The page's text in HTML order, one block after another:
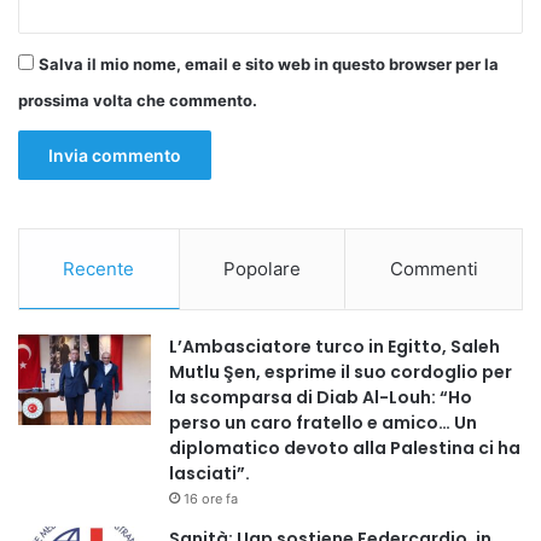
civile», conclude Aodi. «Sono valori che appartengono da
sempre al Manifesto Uniti per Unire e che continueranno a
guidare il nostro impegno quotidiano.»
AODI: “UN PREMIO CHE APPARTIENE A TUTTA LA RETE
«Ricevo questo premio con grande emozione e lo
considero un riconoscimento che appartiene a tutta la
scientifico, esperto in salute globale, membro del Registro
Esperti FNOMCeO e docente dell’Università di Tor Vergata.
«Da oltre 26 anni le nostre associazioni e i nostri
movimenti lavorano per favorire integrazione, dialogo
interculturale, cooperazione internazionale e corretta
informazione. La cucina mediterranea rappresenta uno
Salva il mio nome, email e sito web in questo browser per la
prossima volta che commento.
Recente Popolare Commenti
L’Ambasciatore turco in Egitto, Saleh
Mutlu Şen, esprime il suo cordoglio per
la scomparsa di Diab Al-Louh: “Ho
perso un caro fratello e amico… Un
diplomatico devoto alla Palestina ci ha
lasciati”.
16 ore fa